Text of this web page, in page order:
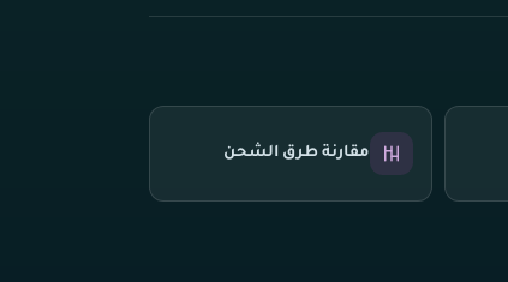
مقارنة طرق الشحن